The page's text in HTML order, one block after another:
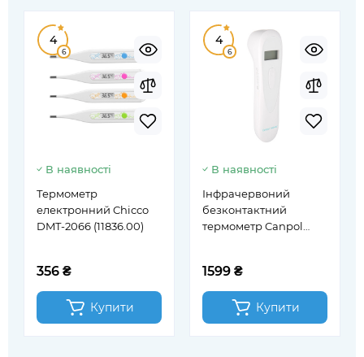
4
6
В наявності
Термометр
електронний Chicco
DMT-2066 (11836.00)
356 ₴
Купити
4
6
В наявності
Інфрачервоний
безконтактний
термометр Canpol
1599 ₴
Купити